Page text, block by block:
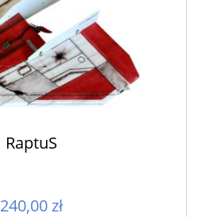
RaptuS
240,00 zł